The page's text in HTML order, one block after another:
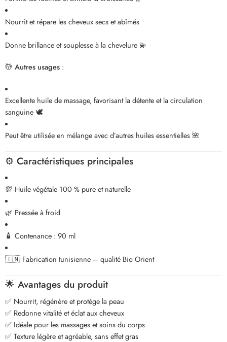
Nourrit et répare les cheveux secs et abîmés
Donne brillance et souplesse à la chevelure 💫
💆 Autres usages :
Excellente huile de massage, favorisant la détente et la circulation
sanguine 🕊️
Peut être utilisée en mélange avec d’autres huiles essentielles 🌺
⚙️ Caractéristiques principales
💯 Huile végétale 100 % pure et naturelle
🌿 Pressée à froid
🧴 Contenance : 90 ml
🇹🇳 Fabrication tunisienne – qualité Bio Orient
🌟 Avantages du produit
✅ Nourrit, régénère et protège la peau
✅ Redonne vitalité et éclat aux cheveux
✅ Idéale pour les massages et soins du corps
✅ Texture légère et agréable, sans effet gras